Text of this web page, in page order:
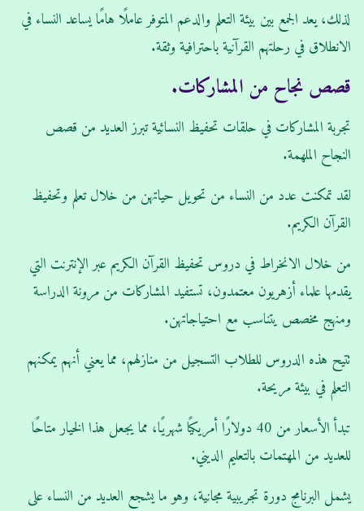
لذلك، يعد الجمع بين بيئة التعلم والدعم المتوفر عاملًا هامًا يساعد النساء في
الانطلاق في رحلتهم القرآنية باحترافية وثقة.
قصص نجاح من المشاركات.
تجربة المشاركات في حلقات تحفيظ النسائية تبرز العديد من قصص
النجاح الملهمة.
لقد تمكنت عدد من النساء من تحويل حياتهن من خلال تعلم وتحفيظ
القرآن الكريم.
من خلال الانخراط في دروس تحفيظ القرآن الكريم عبر الإنترنت التي
يقدمها علماء أزهريون معتمدون، تستفيد المشاركات من مرونة الدراسة
ومنهج مخصص يتناسب مع احتياجاتهن.
تتيح هذه الدروس للطلاب التسجيل من منازلهم، مما يعني أنهم يمكنهم
التعلم في بيئة مريحة.
تبدأ الأسعار من 40 دولارًا أمريكيًا شهريًا، مما يجعل هذا الخيار متاحًا
للعديد من المهتمات بالتعليم الديني.
يشمل البرنامج دورة تجريبية مجانية، وهو ما يشجع العديد من النساء على